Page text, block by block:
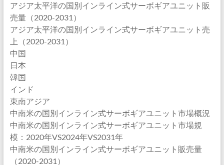
アジア太平洋の国別インライン式サーボギアユニット販
売量（2020-2031）
アジア太平洋の国別インライン式サーボギアユニット売
上（2020-2031）
中国
日本
韓国
インド
東南アジア
中南米の国別インライン式サーボギアユニット市場概況
中南米の国別インライン式サーボギアユニット市場規
模：2020年VS2024年VS2031年
中南米の国別インライン式サーボギアユニット販売量
（2020-2031）